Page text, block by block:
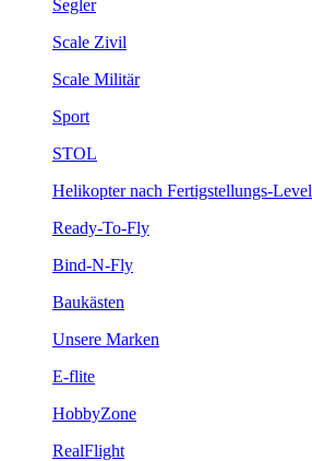
Segler
Scale Zivil
Scale Militär
Sport
STOL
Helikopter nach Fertigstellungs-Level
Ready-To-Fly
Bind-N-Fly
Baukästen
Unsere Marken
E-flite
HobbyZone
RealFlight